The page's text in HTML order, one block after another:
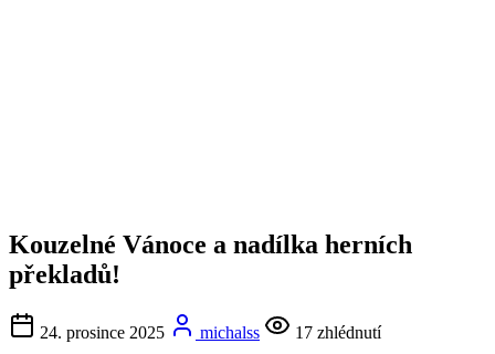
Kouzelné Vánoce a nadílka herních
překladů!
24. prosince 2025 michalss 17 zhlédnutí